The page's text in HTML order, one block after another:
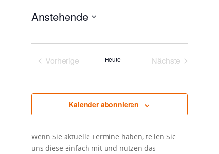
Anstehende
Vorherige
Heute
Nächste
Kalender abonnieren
Wenn Sie aktuelle Termine haben, teilen Sie
uns diese einfach mit und nutzen das